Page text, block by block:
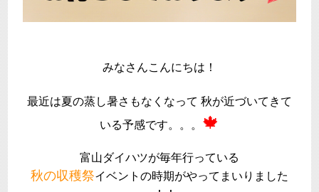
みなさんこんにちは！
最近は夏の蒸し暑さもなくなって 秋が近づいてきて
いる予感です。。。 🍁
富山ダイハツが毎年行っている
秋の収穫祭イベントの時期がやってまいりました